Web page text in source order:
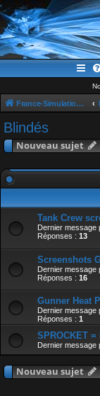
France-Simulation / Simulation-france-magazine.com
Blindés
Nouveau sujet
Tank Crew
Dernier message
Réponses : 13
Screenshots
Dernier message
Réponses : 16
Gunner Heat
Dernier message
Réponses : 1
SPROCKET
Dernier message
Nouveau sujet